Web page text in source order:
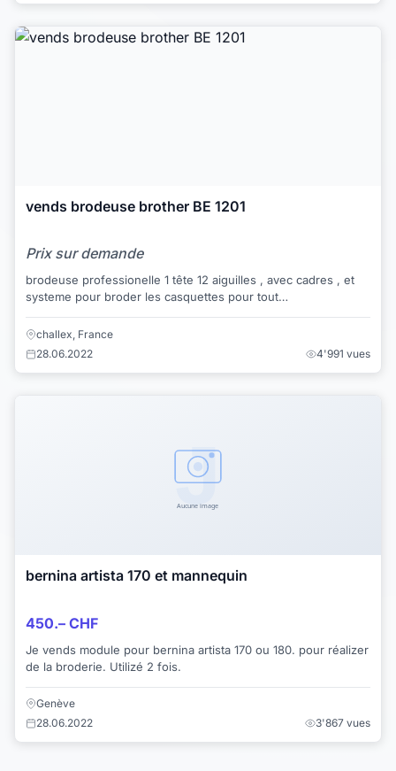
vends brodeuse brother BE 1201
Prix sur demande
brodeuse professionelle 1 tête 12 aiguilles , avec cadres , et
systeme pour broder les casquettes pour tout
renseignements complementaire merci de ...
challex, France
28.06.2022
4'991 vues
bernina artista 170 et mannequin
450.– CHF
Je vends module pour bernina artista 170 ou 180. pour réalizer
de la broderie. Utilizé 2 fois.
Genève
28.06.2022
3'867 vues